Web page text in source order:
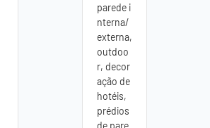
parede i
nterna/
externa,
outdoo
r, decor
ação de
hotéis,
prédios
de pare